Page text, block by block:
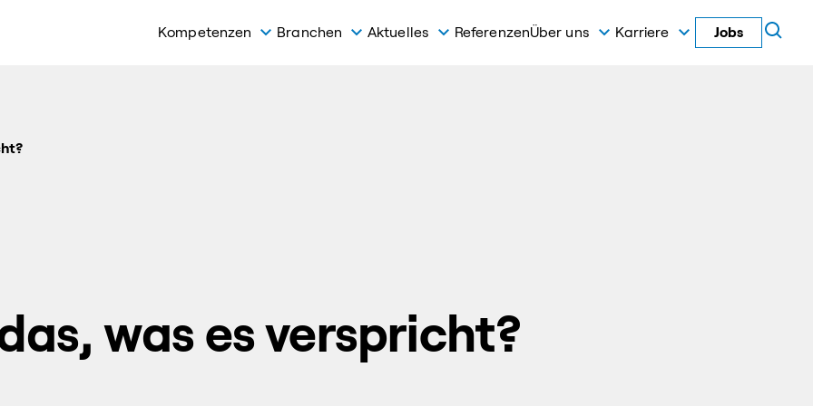
Kompetenzen Branchen Aktuelles ReferenzenÜber uns Karriere Jobs
was es verspricht?